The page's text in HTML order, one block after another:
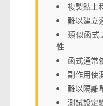
複製貼上
難以建立
類似函式
性
函式通常
副作用使
難以隔離
測試設定